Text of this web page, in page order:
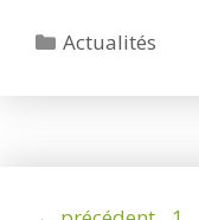
Catégories
Actualités